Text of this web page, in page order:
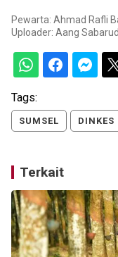
Pewarta: Ahmad Rafli
Uploader: Aang
Tags:
SUMSEL DINKES
Terkait